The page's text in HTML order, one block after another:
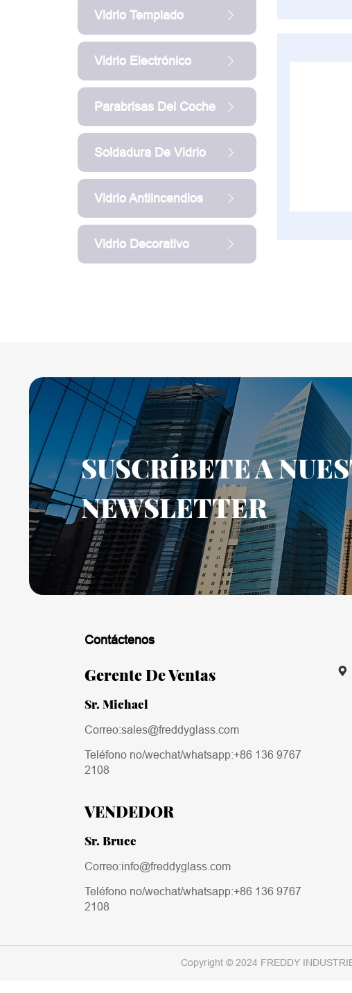
Vidrio Templado
Vidrio Electrónico
Parabrisas Del Coche
Soldadura De Vidrio
Vidrio Antiincendios
Vidrio Decorativo
SUSCRÍBETE A
NEWSLETTER
Contáctenos
Gerente De Ventas
Sr. Michael
Correo:sales@freddyglass.com
Teléfono no/wechat/whatsapp:+86 136 9767
2108
VENDEDOR
Sr. Bruce
Correo:info@freddyglass.com
Teléfono no/wechat/whatsapp:+86 136 9767
2108
Copyright © 2024 FREDDY